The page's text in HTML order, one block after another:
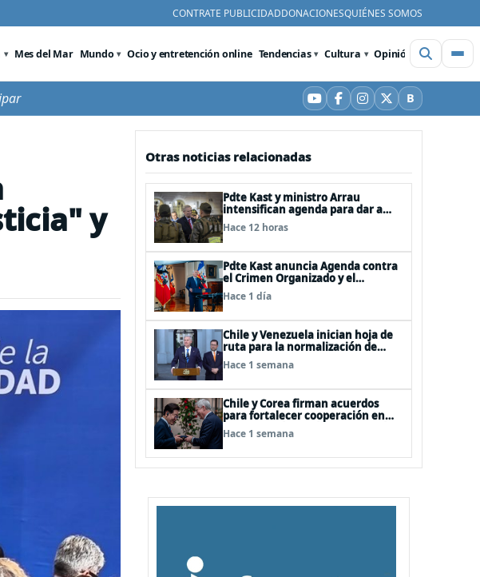
CONTRATE PUBLICIDADDONACIONESQUIÉNES SOMOS
Mes del Mar Mundo Ocio y entretención online Tendencias Cultura Opinión Videos
YouTube
Facebook
Instagram
X BBluesky
y
Otras noticias relacionadas
Pdte Kast y ministro Arrau
intensifican agenda para dar a
conocer su ACOT
Hace 12 horas
Pdte Kast anuncia Agenda contra
el Crimen Organizado y el
Terrorismo (ACOT)
Hace 1 día
Chile y Venezuela inician hoja de
ruta para la normalización de
relaciones
Hace 1 semana
Chile y Corea firman acuerdos
para fortalecer cooperación en
investigación antártica, minería,
seguridad
Hace 1 semana